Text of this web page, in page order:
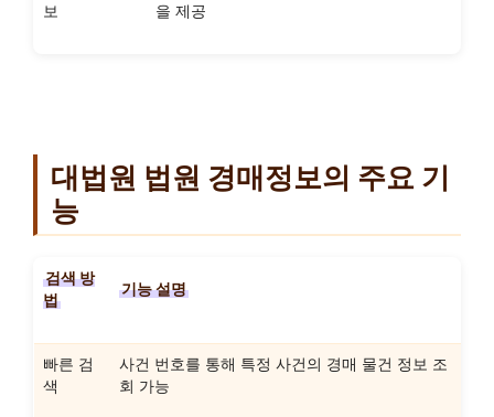
보
을 제공
대법원 법원 경매정보의 주요 기
능
검색 방
법
기능 설명
빠른 검
색
사건 번호를 통해 특정 사건의 경매 물건 정보 조
회 가능